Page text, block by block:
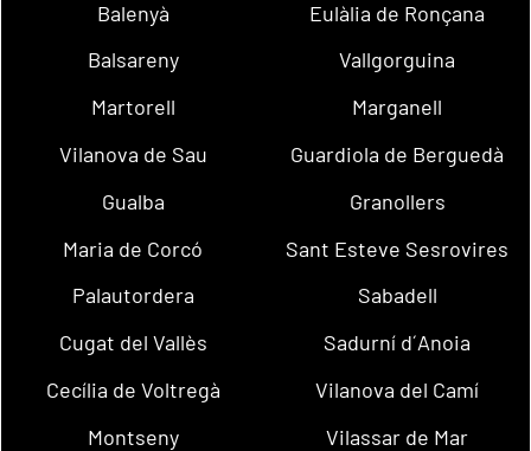
Balenyà
Eulàlia de Ronçana
Balsareny
Vallgorguina
Martorell
Marganell
Vilanova de Sau
Guardiola de Berguedà
Gualba
Granollers
Maria de Corcó
Sant Esteve Sesrovires
Palautordera
Sabadell
Cugat del Vallès
Sadurní d´Anoia
Cecília de Voltregà
Vilanova del Camí
Montseny
Vilassar de Mar